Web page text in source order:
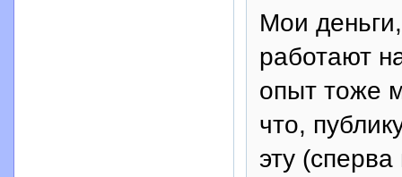
Мои
работают
опыт тоже
что,
эту